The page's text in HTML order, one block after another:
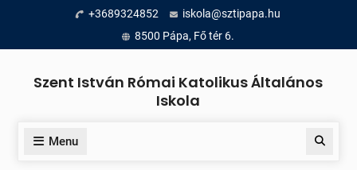
content
+3689324852
iskola@sztipapa.hu
8500 Pápa, Fő tér 6.
Szent István Római Katolikus Általános
Iskola
Menu Search